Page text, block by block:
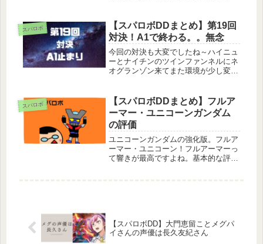
ランスタイプ。バランスタイプは支援
で攻撃力が上げやすいので強いです
ね。今...
スパロボ
【スパロボDDまとめ】第19回
対決！A1で終わる。。無念
今回の対決も大変でしたね～ハイニュ
ーとナイチンのツインファンネルにネ
オグランゾン来てまた環境が少し変わ
了。最近はS4までは行けてたのでシ
ョックです。ハイニューやナイチンも
強...
スパロボ
【スパロボDDまとめ】フルア
ーマー・ユニコーンガンダム
の評価
ユニコーンガンダムの強化版。フルア
ーマー・ユニコーン！フルアーマーっ
て響きが最高ですよね。基本的な評価
【スパロボDD】大門恵留ことメグパ
イさんの声優は長久友紀さん